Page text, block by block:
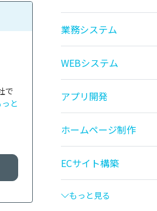
で
と
業務システム
WEBシステム
アプリ開発
ホームページ制作
ECサイト構築
もっと見る